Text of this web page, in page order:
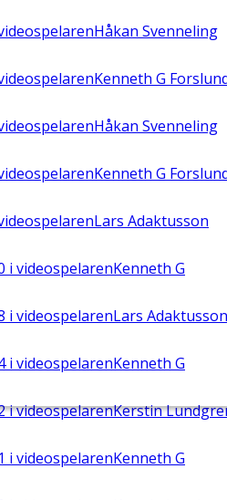
Håkan Svenneling
Kenneth G
Håkan Svenneling
Kenneth G
Lars Adaktusson
i videospelarenKenneth G
i videospelarenLars Adaktusson
i videospelarenKenneth G
i videospelarenKerstin
i videospelarenKenneth G